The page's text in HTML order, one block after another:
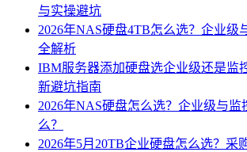
与实操避坑
2026年NAS硬盘4TB怎么选？企业级
全解析
IBM服务器添加硬盘选企业级还是监
新避坑指南
2026年NAS硬盘怎么选？企业级与监
么？
2026年5月20TB企业硬盘怎么选？采